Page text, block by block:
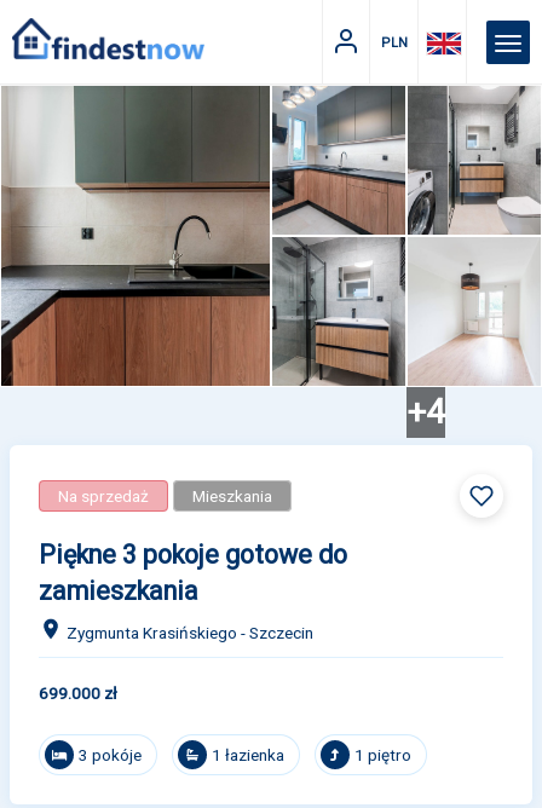
PLN
+4
Na sprzedaż Mieszkania
Piękne 3 pokoje gotowe do
zamieszkania
Zygmunta Krasińskiego - Szczecin
699.000 zł
3 pokóje 1 łazienka 1 piętro